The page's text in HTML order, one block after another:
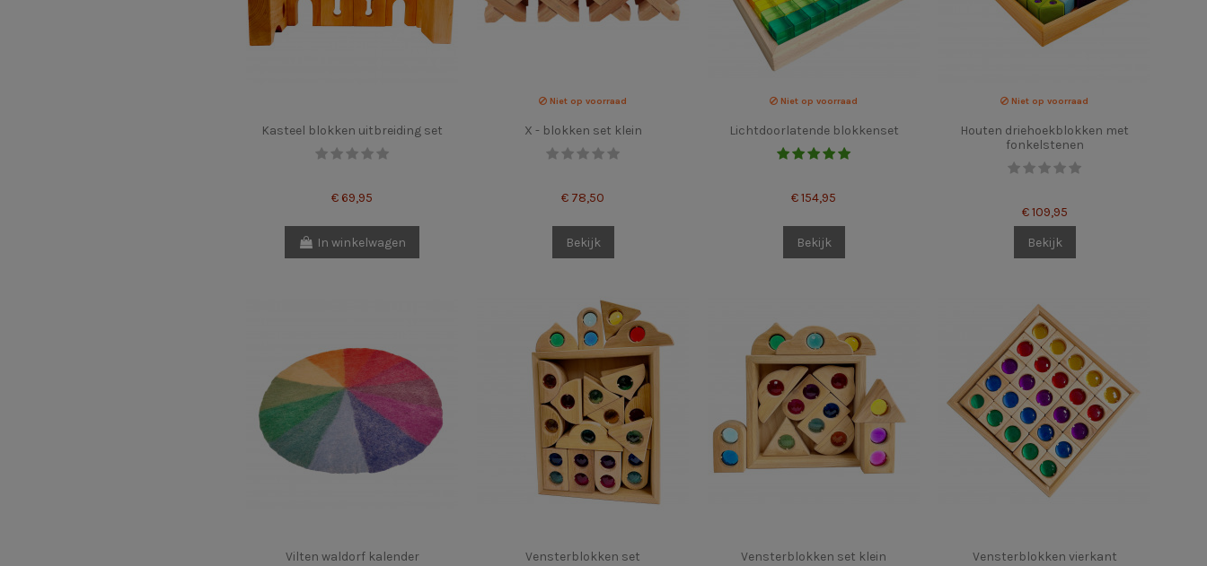
Kasteel blokken uitbreiding set
€ 69,95
In winkelwagen
Niet op voorraad
X - blokken set klein
€ 78,50
Bekijk
Niet op voorraad
Lichtdoorlatende blokkenset
€ 154,95
Bekijk
Niet op voorraad
Houten driehoekblokken met
fonkelstenen
€ 109,95
Bekijk
Vilten waldorf kalender Vensterblokken set Vensterblokken set klein Vensterblokken vierkant